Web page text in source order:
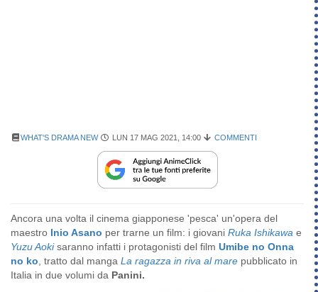
WHAT'S DRAMA NEW LUN 17 MAG 2021, 14:00 COMMENTI
Ancora una volta il cinema giapponese 'pesca' un'opera del
maestro Inio Asano per trarne un film: i giovani Ruka Ishikawa e
Yuzu Aokisaranno infatti i protagonisti del film Umibe no Onna
no ko, tratto dal manga La ragazza in riva al mare pubblicato in
Italia in due volumi da Panini.